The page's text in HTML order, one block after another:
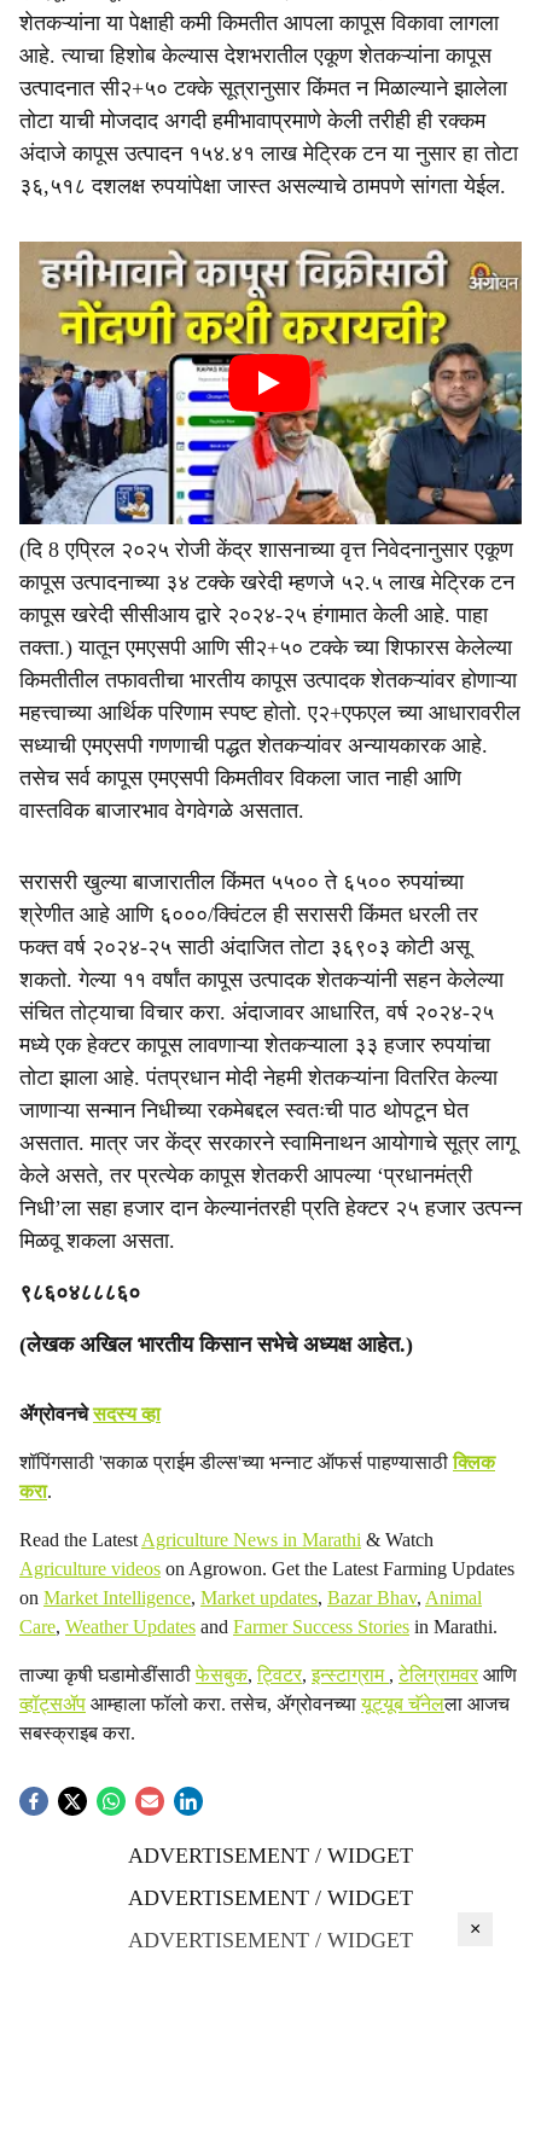
शेतकऱ्यांना या पेक्षाही कमी किमतीत आपला कापूस विकावा लागला
आहे. त्याचा हिशोब केल्यास देशभरातील एकूण शेतकऱ्यांना कापूस
उत्पादनात सी२+५० टक्के सूत्रानुसार किंमत न मिळाल्याने झालेला
तोटा याची मोजदाद अगदी हमीभावाप्रमाणे केली तरीही ही रक्कम
अंदाजे कापूस उत्पादन १५४.४१ लाख मेट्रिक टन या नुसार हा तोटा
३६,५१८ दशलक्ष रुपयांपेक्षा जास्त असल्याचे ठामपणे सांगता येईल.
(दि 8 एप्रिल २०२५ रोजी केंद्र शासनाच्या वृत्त निवेदनानुसार एकूण
कापूस उत्पादनाच्या ३४ टक्के खरेदी म्हणजे ५२.५ लाख मेट्रिक टन
कापूस खरेदी सीसीआय द्वारे २०२४-२५ हंगामात केली आहे. पाहा
तक्ता.) यातून एमएसपी आणि सी२+५० टक्के च्या शिफारस केलेल्या
किमतीतील तफावतीचा भारतीय कापूस उत्पादक शेतकऱ्यांवर होणाऱ्या
महत्त्वाच्या आर्थिक परिणाम स्पष्ट होतो. ए२+एफएल च्या आधारावरील
सध्याची एमएसपी गणणाची पद्धत शेतकऱ्यांवर अन्यायकारक आहे.
तसेच सर्व कापूस एमएसपी किमतीवर विकला जात नाही आणि
वास्तविक बाजारभाव वेगवेगळे असतात.
सरासरी खुल्या बाजारातील किंमत ५५०० ते ६५०० रुपयांच्या
श्रेणीत आहे आणि ६०००/क्विंटल ही सरासरी किंमत धरली तर
फक्त वर्ष २०२४-२५ साठी अंदाजित तोटा ३६९०३ कोटी असू
शकतो. गेल्या ११ वर्षांत कापूस उत्पादक शेतकऱ्यांनी सहन केलेल्या
संचित तोट्याचा विचार करा. अंदाजावर आधारित, वर्ष २०२४-२५
मध्ये एक हेक्टर कापूस लावणाऱ्या शेतकऱ्याला ३३ हजार रुपयांचा
तोटा झाला आहे. पंतप्रधान मोदी नेहमी शेतकऱ्यांना वितरित केल्या
जाणाऱ्या सन्मान निधीच्या रकमेबद्दल स्वतःची पाठ थोपटून घेत
असतात. मात्र जर केंद्र सरकारने स्वामिनाथन आयोगाचे सूत्र लागू
केले असते, तर प्रत्येक कापूस शेतकरी आपल्या ‘प्रधानमंत्री
निधी’ला सहा हजार दान केल्यानंतरही प्रति हेक्टर २५ हजार उत्पन्न
मिळवू शकला असता.
९८६०४८८८६०
(लेखक अखिल भारतीय किसान सभेचे अध्यक्ष आहेत.)
ॲग्रोवनचेसदस्य व्हा
शॉपिंगसाठी 'सकाळ प्राईम डील्स'च्या भन्नाट ऑफर्स पाहण्यासाठीक्लिक
करा.
Read the Latest Agriculture News in Marathi & Watch
Agriculture videos on Agrowon. Get the Latest Farming Updates
on Market Intelligence, Market updates, Bazar Bhav, Animal
Care, Weather Updates and Farmer Success Stories in Marathi.
ताज्या कृषी घडामोडींसाठीफेसबुक,ट्विटर,इन्स्टाग्राम ,टेलिग्रामवरआणि
व्हॉट्सॲप आम्हाला फॉलो करा. तसेच, ॲग्रोवनच्यायूट्यूब चॅनेलला आजच
सबस्क्राइब करा.
ADVERTISEMENT / WIDGET
ADVERTISEMENT / WIDGET
ADVERTISEMENT / WIDGET
×